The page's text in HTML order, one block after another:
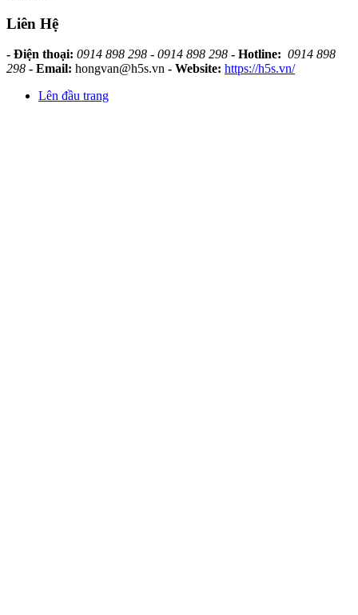
Liên Hệ
- Điện thoại: 0914 898 298 - 0914 898 298 - Hotline: 0914 898
298 - Email: hongvan@h5s.vn - Website: https://h5s.vn/
Lên đầu trang